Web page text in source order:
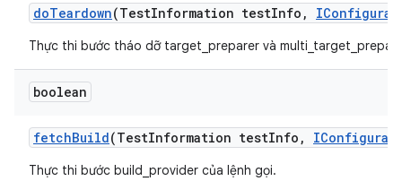
doTeardown(TestInformation testInfo ,
Thực thi bước tháo dỡ target_preparer và
boolean
fetchBuild(TestInformation testInfo ,
Thực thi bước build_provider của lệnh gọi.